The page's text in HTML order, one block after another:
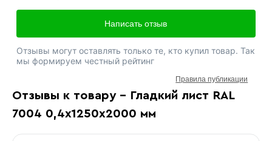
Отзывы к товару - Гладкий лист RAL
7004 0,4х1250х2000 мм
Написать отзыв
Отзывы могут оставлять только те, кто купил товар. Так
мы формируем честный рейтинг
Правила публикации